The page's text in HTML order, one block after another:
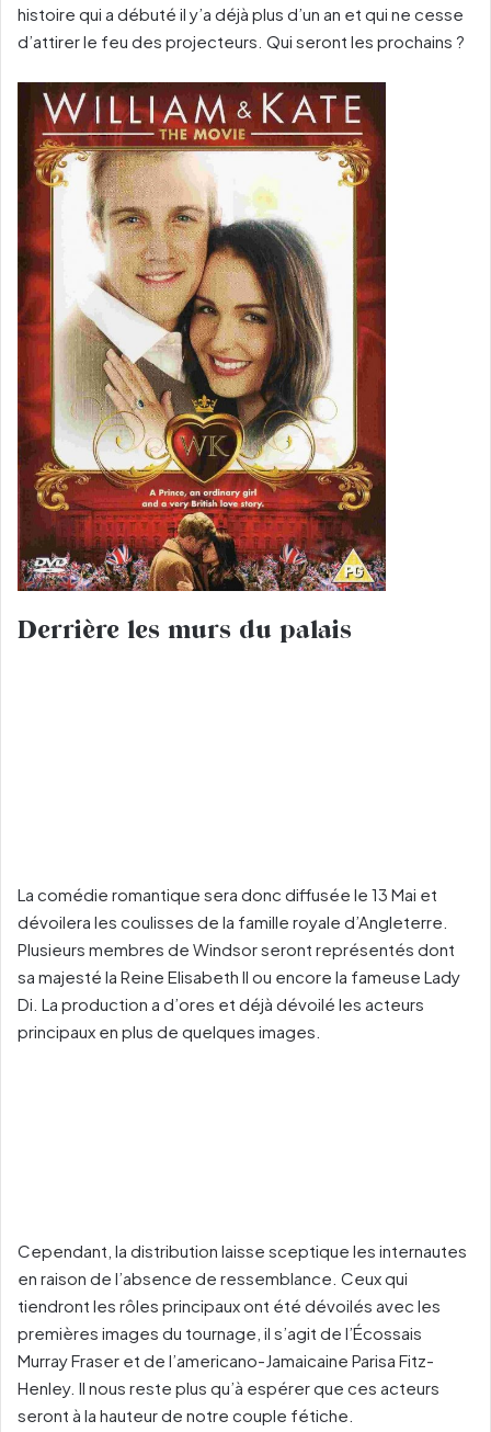
histoire qui a débuté il y’a déjà plus d’un an et qui ne cesse
d’attirer le feu des projecteurs. Qui seront les prochains ?
Derrière les murs du palais
La comédie romantique sera donc diffusée le 13 Mai et
dévoilera les coulisses de la famille royale d’Angleterre.
Plusieurs membres de Windsor seront représentés dont
sa majesté la Reine Elisabeth II ou encore la fameuse Lady
Di. La production a d’ores et déjà dévoilé les acteurs
principaux en plus de quelques images.
Cependant, la distribution laisse sceptique les internautes
en raison de l’absence de ressemblance. Ceux qui
tiendront les rôles principaux ont été dévoilés avec les
premières images du tournage, il s’agit de l’Écossais
Murray Fraser et de l’americano-Jamaicaine Parisa Fitz-
Henley. Il nous reste plus qu’à espérer que ces acteurs
seront à la hauteur de notre couple fétiche.